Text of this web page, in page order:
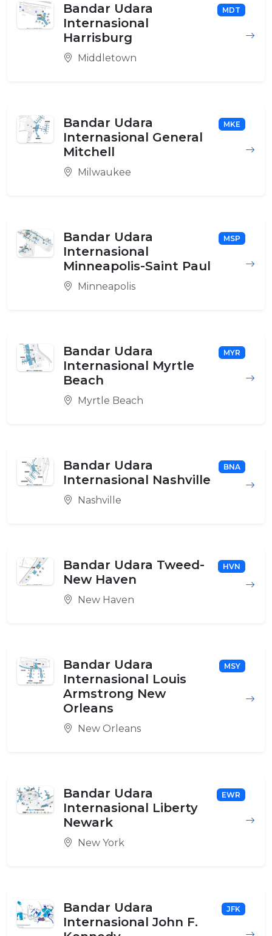
Bandar Udara
Internasional
Harrisburg
MDT
Middletown
Bandar Udara
Internasional General
Mitchell
MKE
Milwaukee
Bandar Udara
Internasional
Minneapolis-Saint Paul
MSP
Minneapolis
Bandar Udara
Internasional Myrtle
Beach
MYR
Myrtle Beach
Bandar Udara
Internasional Nashville
BNA
Nashville
Bandar Udara Tweed-
New Haven
HVN
New Haven
Bandar Udara
Internasional Louis
Armstrong New
Orleans
MSY
New Orleans
Bandar Udara
Internasional Liberty
Newark
EWR
New York
Bandar Udara
Internasional John F.
JFK